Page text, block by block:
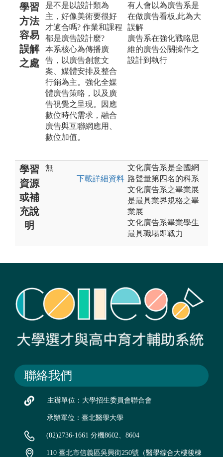
學習
方法
容易
誤解
之處
是不是以設計類為
主，好像美術要很好
才適合嗎? 作業和課程
都是廣告設計麼?
本系核心為傳播廣
告，以廣告創意文
案、媒體安排及整合
行銷為主。強化全媒
體廣告策略，以及廣
告視覺之呈現。因應
數位時代需求，融合
廣告與互聯網應用、
數位加值。
有人會以為廣告系是
在做廣告看板,此為大
誤解
廣告系在強化戰略思
維的廣告公關操作之
設計到執行
學習
資源
或補
充說
明
無
下載詳細資料
文化廣告系是全國網
路聲量第四名的科系
文化廣告系之畢業展
是最具業界規格之畢
業展
文化廣告系畢業學生
最具職場即戰力
聯絡我們
主辦單位：大學招生委員會聯合會
承辦單位：臺北醫學大學
(02)2736-1661 分機8602、8604
110 臺北市信義區吳興街250號（醫學綜合大樓後棟